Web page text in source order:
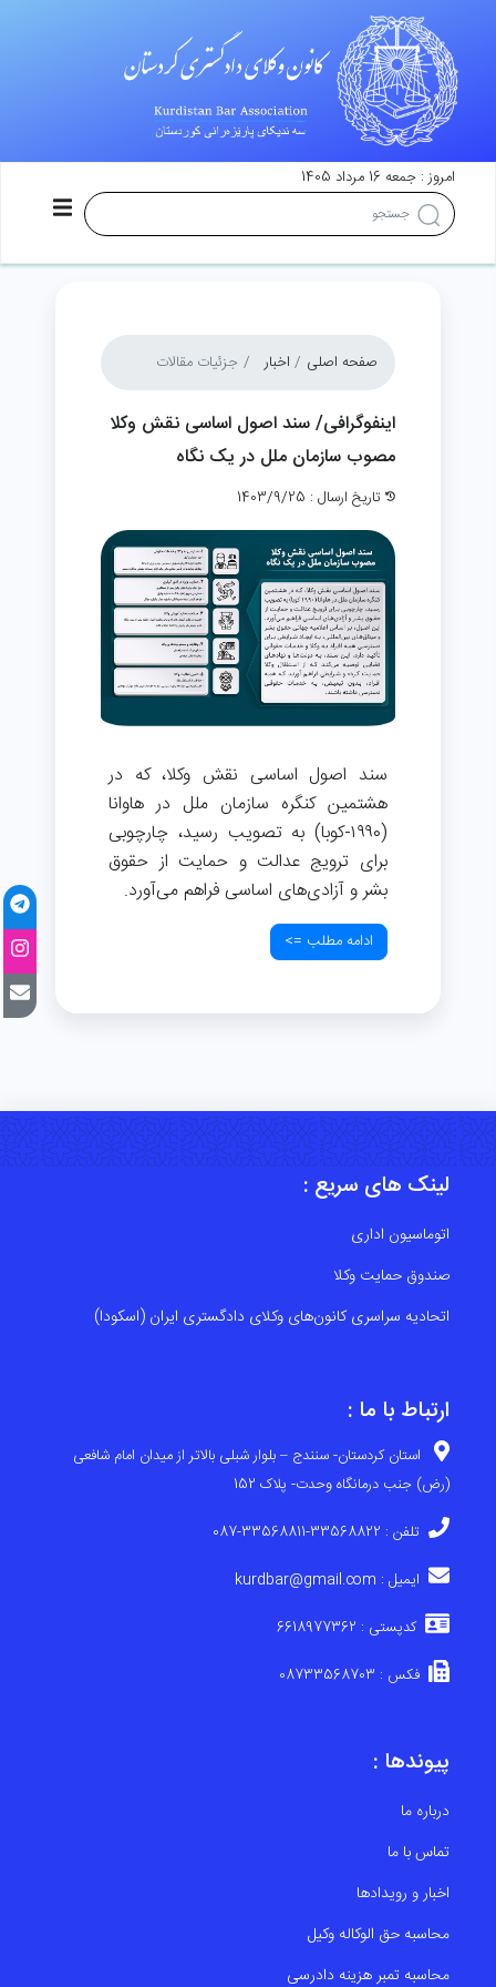
امروز : جمعه 16 مرداد 1405
صفحه اصلی اخبار جزئیات مقالات
اینفوگرافی/ سند اصول اساسی نقش وکلا
مصوب سازمان ملل در یک نگاه
تاریخ ارسال : 1403/9/25
سند اصول اساسی نقش وکلا، که در
هشتمین کنگره سازمان ملل در هاوانا
(۱۹۹۰-کوبا) به تصویب رسید، چارچوبی
برای ترویج عدالت و حمایت از حقوق
بشر و آزادی‌های اساسی فراهم می‌آورد.
ادامه مطلب =>
لینک های سریع :
اتوماسیون اداری
صندوق حمایت وکلا
اتحادیه سراسری کانون‌های وکلای دادگستری ایران (اسکودا)
پیوندها :
درباره ما
تماس با ما
اخبار و رویدادها
محاسبه حق الوکاله وکیل
محاسبه تمبر هزینه دادرسی
ارتباط با ما :
استان کردستان- سنندج – بلوار شبلی بالاتر از میدان امام شافعی
(رض) جنب درمانگاه وحدت- پلاک 152
تلفن : 33568822-33568811-087
ایمیل : kurdbar@gmail.com
کدپستی : 6618977362
فکس : 08733568703